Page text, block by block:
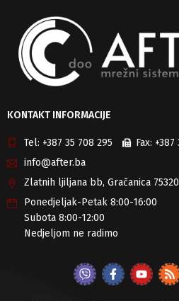
KONTAKT INFORMACIJE
Tel: +387 35 708 295 Fax: +387
info@after.ba
Zlatnih ljiljana bb, Gračanica
Ponedjeljak-Petak 8:00-16:00
Subota 8:00-12:00
Nedjeljom ne radimo